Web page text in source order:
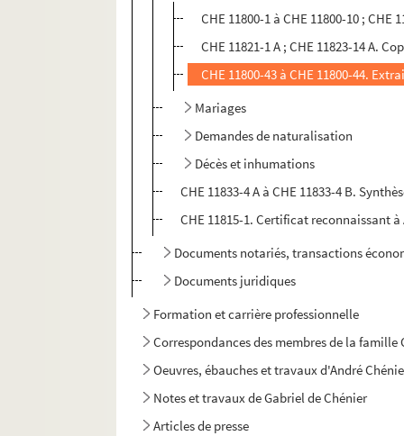
CHE 11800-1 à CHE 11800-10 ;
CHE 11821-1 A ; CHE 11823-14 A.
CHE 11800-43 à CHE 11800-44.
Mariages
Demandes de naturalisation
Décès et inhumations
CHE 11833-4 A à CHE 11833-4 B.
CHE 11815-1. Certificat reconnaissant
Documents notariés, transactions
Documents juridiques
Formation et carrière professionnelle
Correspondances des membres de la
Oeuvres, ébauches et travaux d'André
Notes et travaux de Gabriel de Chénier
Articles de presse